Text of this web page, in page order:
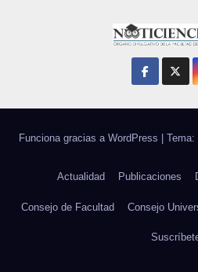
Funciona gracias a WordPress Tema:
Actualidad Publicaciones
Consejo de Facultad Consejo